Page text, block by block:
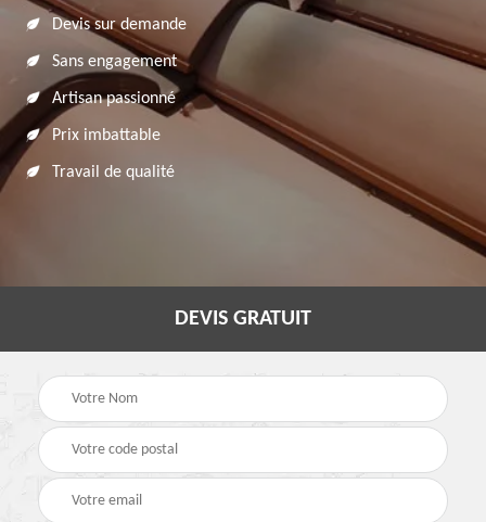
Devis sur demande
Sans engagement
Artisan passionné
Prix imbattable
Travail de qualité
DEVIS GRATUIT